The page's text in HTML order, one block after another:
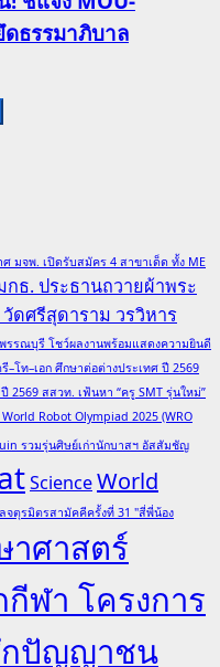
ธรรมาภิบาล
มจพ. เปิดรับสมัคร 4 สาขาเด็ด ทั้ง ME
ธ. ประธานถวายผ้าพระ
ดศรีสุดาราม วรวิหาร
รรณบุรี โชว์ผลงานพร้อมแสดงความยินดี
โท–เอก ศึกษาต่อต่างประเทศ ปี 2569
2569 สสวท. เฟ้นหา “ครู SMT รุ่นใหม่”
Robot Olympiad 2025 (WRO
รวมรุ่นศิษย์เก่านักบาสฯ อัสสัมชัญ
ScienceWorld
จตุรมิตรสามัคคีครั้งที่ 31 "สี่พี่น้อง
ศาสตร์
ฬา โครงการ
กปัญญาชน